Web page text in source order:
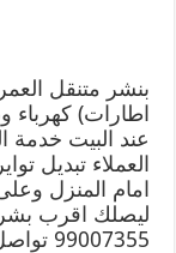
بنشر متنقل
اطارات) كهرباء
عند البيت خدمة
العملاء تبديل
امام المنزل
ليصلك اقرب
99007355 تواصل معنا …